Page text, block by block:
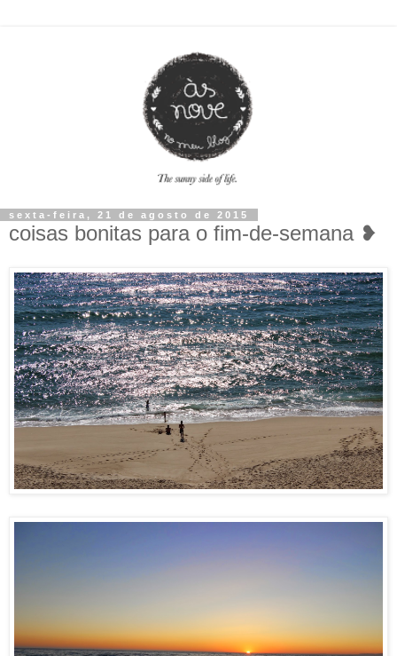
sexta-feira, 21 de agosto de 2015
coisas bonitas para o fim-de-semana ❥